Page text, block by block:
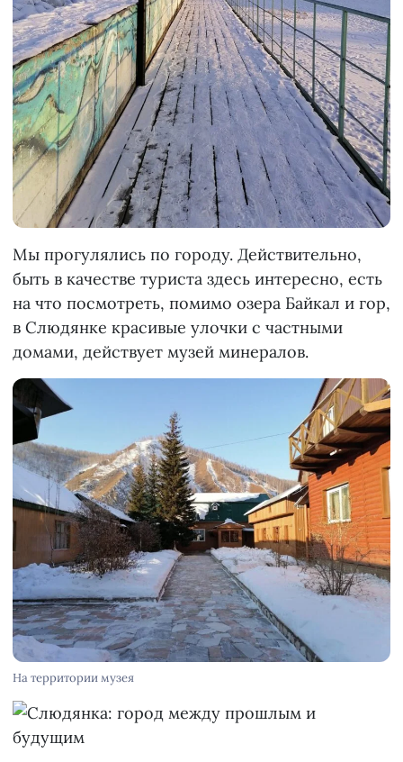
Мы прогулялись по городу. Действительно,
быть в качестве туриста здесь интересно, есть
на что посмотреть, помимо озера Байкал и гор,
в Слюдянке красивые улочки с частными
домами, действует музей минералов.
На территории музея